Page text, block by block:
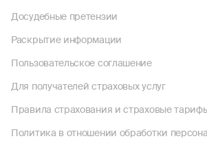
Досудебные претензии
Раскрытие информации
Пользовательское соглашение
Для получателей страховых услуг
Правила страхования и страховые
Политика в отношении обработки